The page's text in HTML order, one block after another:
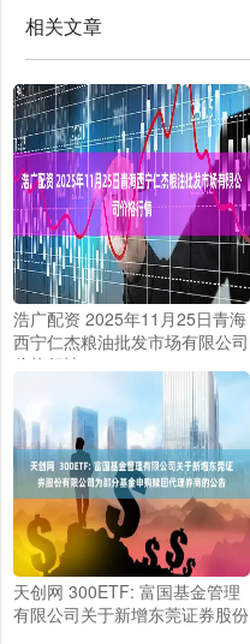
相关文章
浩广配资 2025年11月25日青海
西宁仁杰粮油批发市场有限公司
价格行情
天创网 300ETF: 富国基金管理
有限公司关于新增东莞证券股份